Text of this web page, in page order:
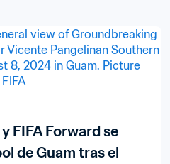
FIFA Forward se
de Guam tras el